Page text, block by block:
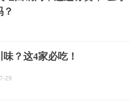
？这4家必吃！
29